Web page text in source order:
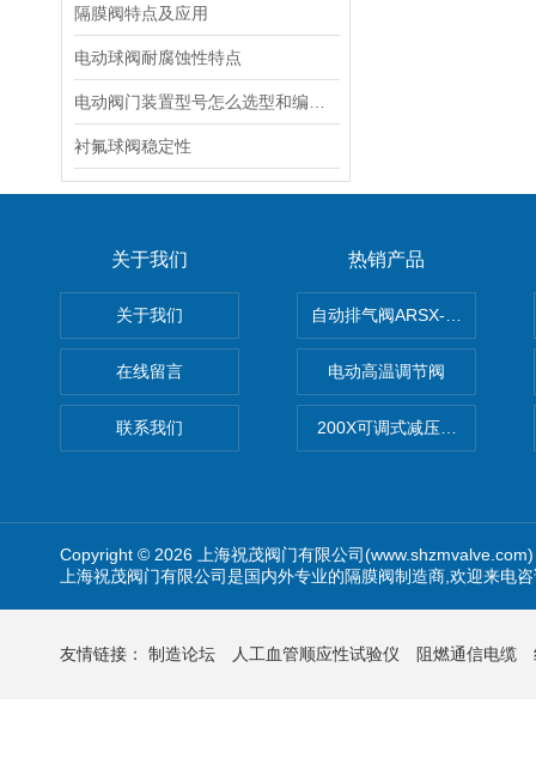
隔膜阀特点及应用
电动球阀耐腐蚀性特点
衬氟球阀稳定性
关于我们
关于我们
在线留言
联系我们
热销产品
自动排气阀ARSX-0015/
电动高温调节阀
200X可调式减压阀（减压稳
Copyright © 2026 上海祝茂阀门有限公司
上海祝茂阀门有限公司是国内外专业的隔膜阀制造商,欢迎来电
友情链接： 制造论坛 人工血管顺应性试验仪 阻燃通信电缆